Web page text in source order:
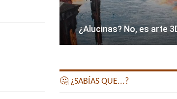
¿Alucinas? No, es arte
🤔 ¿SABÍAS QUE...?